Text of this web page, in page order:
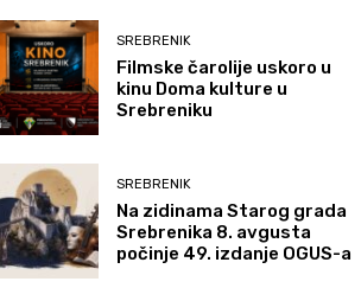
SREBRENIK
Filmske čarolije uskoro u
kinu Doma kulture u
Srebreniku
SREBRENIK
Na zidinama Starog grada
Srebrenika 8. avgusta
počinje 49. izdanje OGUS-a